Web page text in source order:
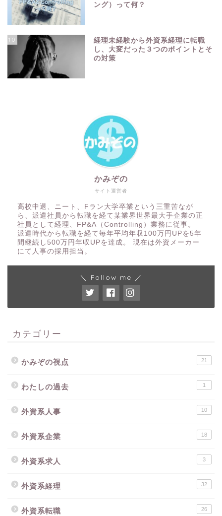
ング）って何？
10
経理未経験から外資系経理に転職
し、大変だった３つのポイントとそ
の対策
サイト運営者
かみぞの
高校中退、ニート、Fラン大学卒業という三重苦なが
ら、派遣社員から転職を経て某業界世界最大手企業の正
社員として経理、FP&A（Controlling）業務に従事。
派遣時代から転職を経て毎年平均年収100万円UPを5年
間継続し500万円年収UPを達成。 現在は外資メーカー
にて人事の採用担当。
＼ Follow me ／
カテゴリー
かみぞの視点 21
わたしの過去 1
外資系人事 10
外資系企業 18
外資系求人 3
外資系経理 32
外資系転職 26